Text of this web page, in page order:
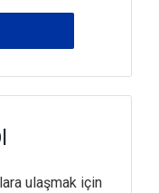
ulaşmak için